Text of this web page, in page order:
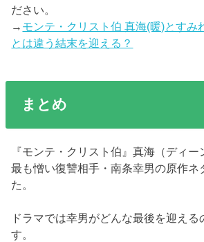
ださい。
→ モンテ・クリスト伯 真海(暖)とすみ
とは違う結末を迎える？
まとめ
『モンテ・クリスト伯』真海（ディ
最も憎い復讐相手・南条幸男の原作ネ
た。
ドラマでは幸男がどんな最後を迎える
す。